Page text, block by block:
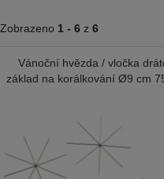
Zobrazeno 1 - 6 z 6
Vánoční hvězda / vločka
základ na korálkování Ø9 cm